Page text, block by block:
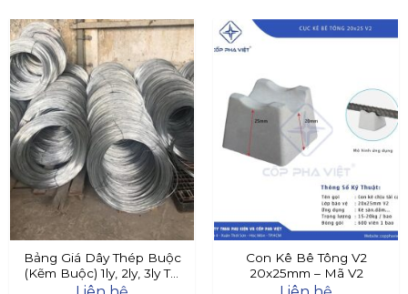
Bảng Giá Dây Thép Buộc
(Kẽm Buộc) 1ly, 2ly, 3ly Tại
Đây
Con Kê Bê Tông V2
20x25mm – Mã V2